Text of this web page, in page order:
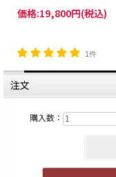
価格:19,800円(税込)
1件
注文
購入数：